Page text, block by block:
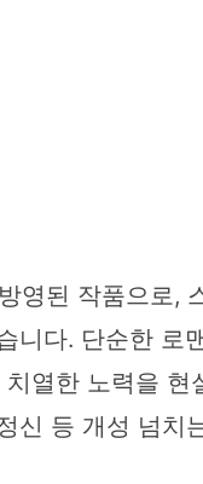
된 작품으로,
다. 단순한
열한 노력을
등 개성 넘